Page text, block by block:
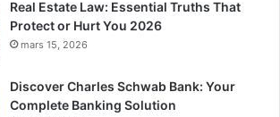
Real Estate Law: Essential Truths That
Protect or Hurt You 2026
mars 15, 2026
Discover Charles Schwab Bank: Your
Complete Banking Solution